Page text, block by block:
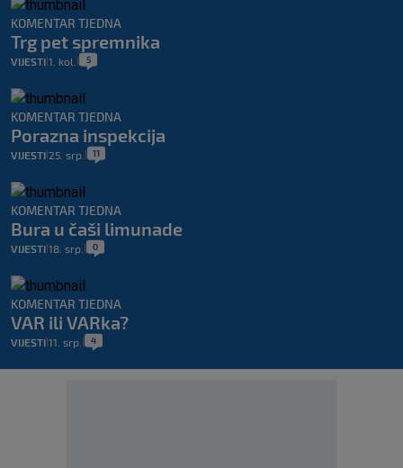
KOMENTAR TJEDNA
Trg pet spremnika
VIJESTI 1. kol. 5
KOMENTAR TJEDNA
Porazna inspekcija
VIJESTI 25. srp. 11
KOMENTAR TJEDNA
Bura u čaši limunade
VIJESTI 18. srp. 0
KOMENTAR TJEDNA
VAR ili VARka?
VIJESTI 11. srp. 4